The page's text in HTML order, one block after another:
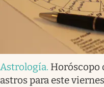
Astrología. Horóscopo
astros para este